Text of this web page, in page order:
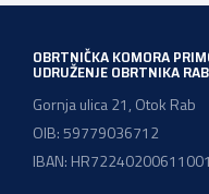
OBRTNIČKA KOMORA
UDRUŽENJE OBRTNIKA RAB
Gornja ulica 21, Otok Rab
OIB: 59779036712
IBAN: